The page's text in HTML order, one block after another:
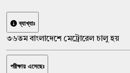
ব্যাখ্যাঃ
৩৬তম বাংলাদেশে মেট্রোরেল চালু হয়
পরীক্ষায় এসেছেঃ